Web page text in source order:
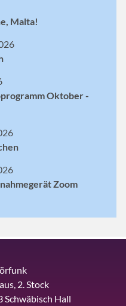
Malta!
Oktober -
Zoom
2. Stock
Schwäbisch Hall